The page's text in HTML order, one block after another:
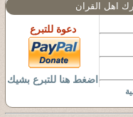
اهل القران
دعوة للتبرع
اضغط هنا للتبرع بشيك